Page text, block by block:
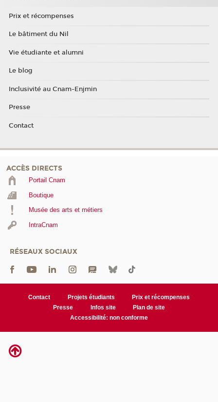
Prix et récompenses
Le bâtiment du Nil
Vie étudiante et alumni
Le blog
Inclusivité au Cnam-Enjmin
Presse
Contact
ACCÈS DIRECTS
Portail Cnam
Boutique
Musée des arts et métiers
IntraCnam
RÉSEAUX SOCIAUX
Contact Projets étudiants
Prix et récompenses
Presse
Infos site
Plan de site
Accessibilité: non conforme